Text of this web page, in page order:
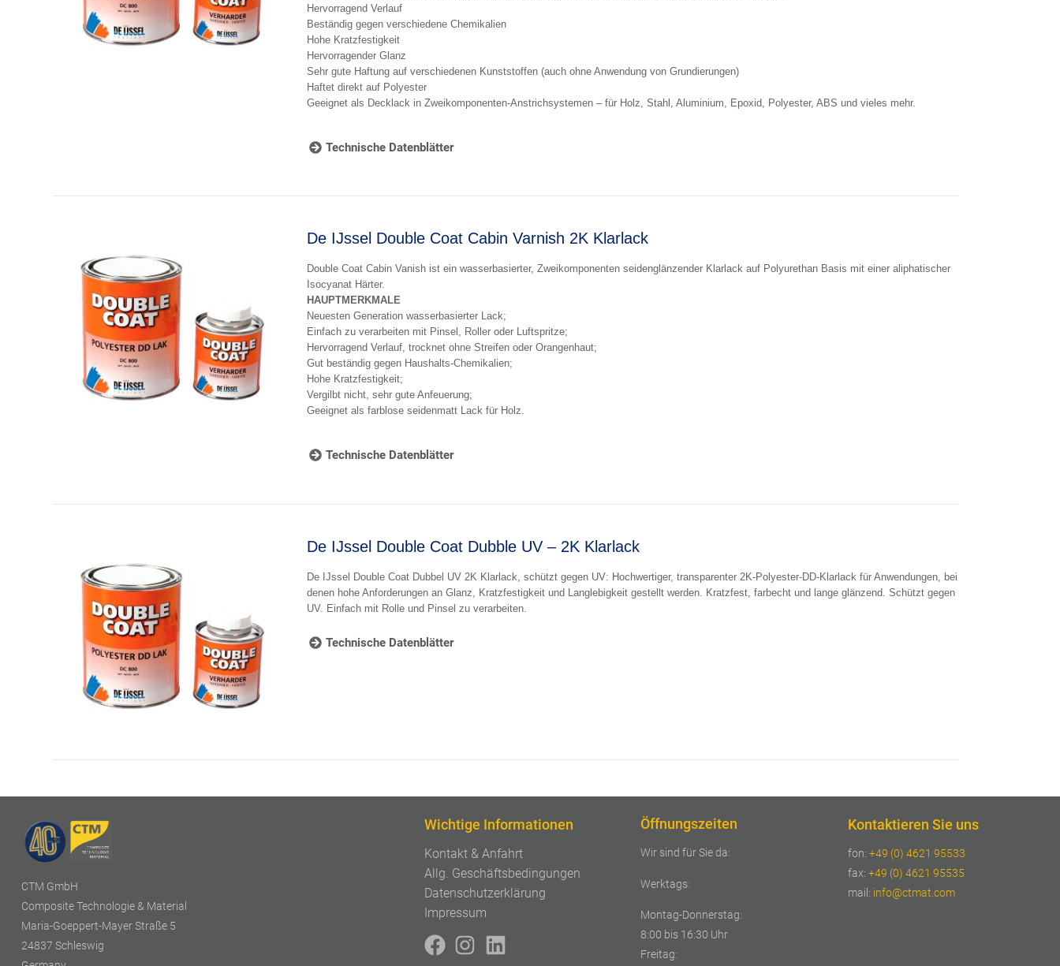
Hervorragend Verlauf
Beständig gegen verschiedene Chemikalien
Hohe Kratzfestigkeit
Hervorragender Glanz
Sehr gute Haftung auf verschiedenen Kunststoffen (auch ohne Anwendung von Grundierungen)
Haftet direkt auf Polyester
Geeignet als Decklack in Zweikomponenten-Anstrichsystemen – für Holz, Stahl, Aluminium, Epoxid, Polyester, ABS und vieles mehr.
Technische Datenblätter
De IJssel Double Coat Cabin Varnish 2K Klarlack
Double Coat Cabin Vanish ist ein wasserbasierter, Zweikomponenten seidenglänzender Klarlack auf Polyurethan Basis mit einer aliphatischer
Isocyanat Härter.
HAUPTMERKMALE
Neuesten Generation wasserbasierter Lack;
Einfach zu verarbeiten mit Pinsel, Roller oder Luftspritze;
Hervorragend Verlauf, trocknet ohne Streifen oder Orangenhaut;
Gut beständig gegen Haushalts-Chemikalien;
Hohe Kratzfestigkeit;
Vergilbt nicht, sehr gute Anfeuerung;
Geeignet als farblose seidenmatt Lack für Holz.
Technische Datenblätter
De IJssel Double Coat Dubble UV – 2K Klarlack
De IJssel Double Coat Dubbel UV 2K Klarlack, schützt gegen UV: Hochwertiger, transparenter 2K-Polyester-DD-Klarlack für Anwendungen, bei
denen hohe Anforderungen an Glanz, Kratzfestigkeit und Langlebigkeit gestellt werden. Kratzfest, farbecht und lange glänzend. Schützt gegen
UV. Einfach mit Rolle und Pinsel zu verarbeiten.
Technische Datenblätter
CTM GmbH
Composite Technologie & Material
Maria-Goeppert-Mayer Straße 5
24837 Schleswig
Wichtige Informationen
Kontakt & Anfahrt
Allg. Geschäftsbedingungen
Datenschutzerklärung
Impressum
Öffnungszeiten
Wir sind für Sie da:
Werktags:
Montag-Donnerstag:
8:00 bis 16:30 Uhr
Freitag:
Kontaktieren Sie uns
fon:+49 (0) 4621 95533
fax:+49 (0) 4621 95535
mail: info@ctmat.com